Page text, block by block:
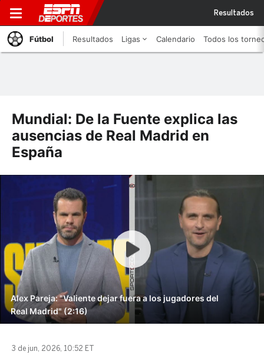
Resultados
Fútbol Resultados Ligas Calendario Todos los
Mundial: De la Fuente explica las
ausencias de Real Madrid en
España
Alex Pareja: "Valiente dejar fuera a los jugadores del
Real Madrid" (2:16)
3 de jun, 2026, 10:52 ET